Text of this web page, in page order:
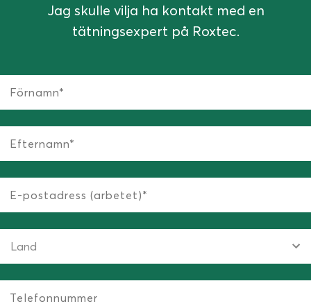
Jag skulle vilja ha kontakt med en
tätningsexpert på Roxtec.